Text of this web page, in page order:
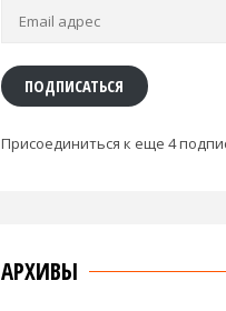
ПОДПИСАТЬСЯ
Присоединиться к еще 4
АРХИВЫ